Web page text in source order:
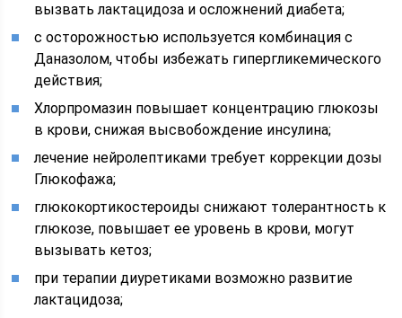
вызвать лактацидоза и осложнений диабета;
с осторожностью используется комбинация с
Даназолом, чтобы избежать гипергликемического
действия;
Хлорпромазин повышает концентрацию глюкозы
в крови, снижая высвобождение инсулина;
лечение нейролептиками требует коррекции дозы
Глюкофажа;
глюкокортикостероиды снижают толерантность к
глюкозе, повышает ее уровень в крови, могут
вызывать кетоз;
при терапии диуретиками возможно развитие
лактацидоза;